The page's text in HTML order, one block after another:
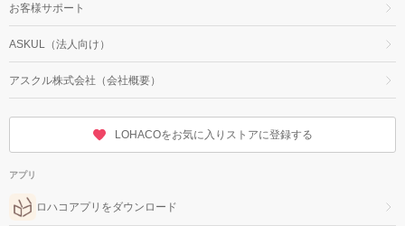
お客様サポート
ASKUL（法人向け）
アスクル株式会社（会社概要）
LOHACOをお気に入りストアに登録する
アプリ
ロハコアプリをダウンロード